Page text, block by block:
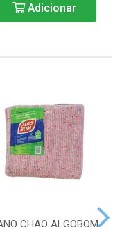
Adicionar
CHAO ALGOBOM